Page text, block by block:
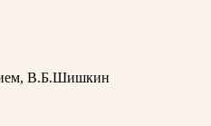
В.Б.Шишкин